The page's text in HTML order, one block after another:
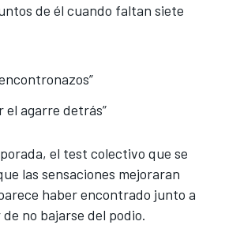
de él cuando faltan siete
el agarre detrás”
el test colectivo que se
las sensaciones mejoraran
haber encontrado junto a
no bajarse del podio.